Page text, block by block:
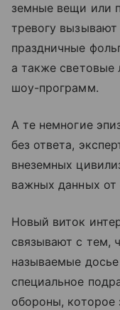
земные вещи или
тревогу
праздничные
а также световые
шоу-программ.
А те немногие
без ответа,
внеземных
важных данных от
Новый виток
связывают с тем,
называемые
специальное
обороны, которое